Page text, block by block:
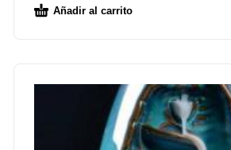
Añadir al carrito